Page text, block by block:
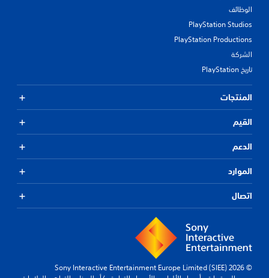
الوظائف
PlayStation Studios
PlayStation Productions
الشركة
تاريخ PlayStation
المنتجات
القيم
الدعم
الموارد
اتصال
© 2026 Sony Interactive Entertainment Europe Limited (SIEE)